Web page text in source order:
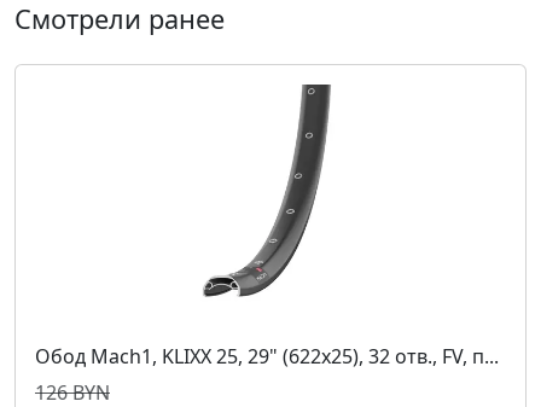
Смотрели ранее
Обод Mach1, KLIXX 25, 29" (622x25), 32 отв., FV, п...
126 BYN